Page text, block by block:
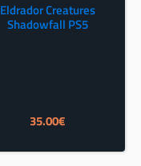
Eldrador Creatures
Shadowfall PS5
35.00€